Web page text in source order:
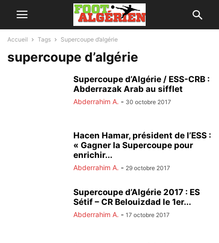
Accueil Tags Supercoupe d’algérie
supercoupe d’algérie
Supercoupe d’Algérie / ESS-CRB :
Abderrazak Arab au sifflet
Abderrahim A. - 30 octobre 2017
Hacen Hamar, président de l’ESS :
« Gagner la Supercoupe pour
enrichir...
Abderrahim A. - 29 octobre 2017
Supercoupe d’Algérie 2017 : ES
Sétif – CR Belouizdad le 1er...
Abderrahim A. - 17 octobre 2017